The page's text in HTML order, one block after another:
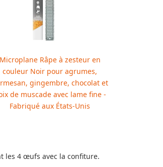
Microplane Râpe à zesteur en
couleur Noir pour agrumes,
gingembre, chocolat et
de muscade avec lame fine -
Fabriqué aux États-Unis
les 4 œufs avec la confiture.